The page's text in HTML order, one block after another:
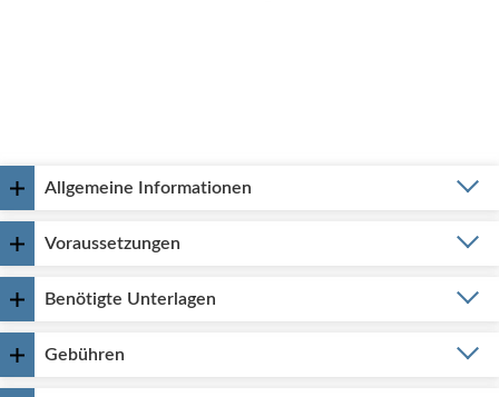
Allgemeine Informationen
Voraussetzungen
Benötigte Unterlagen
Gebühren